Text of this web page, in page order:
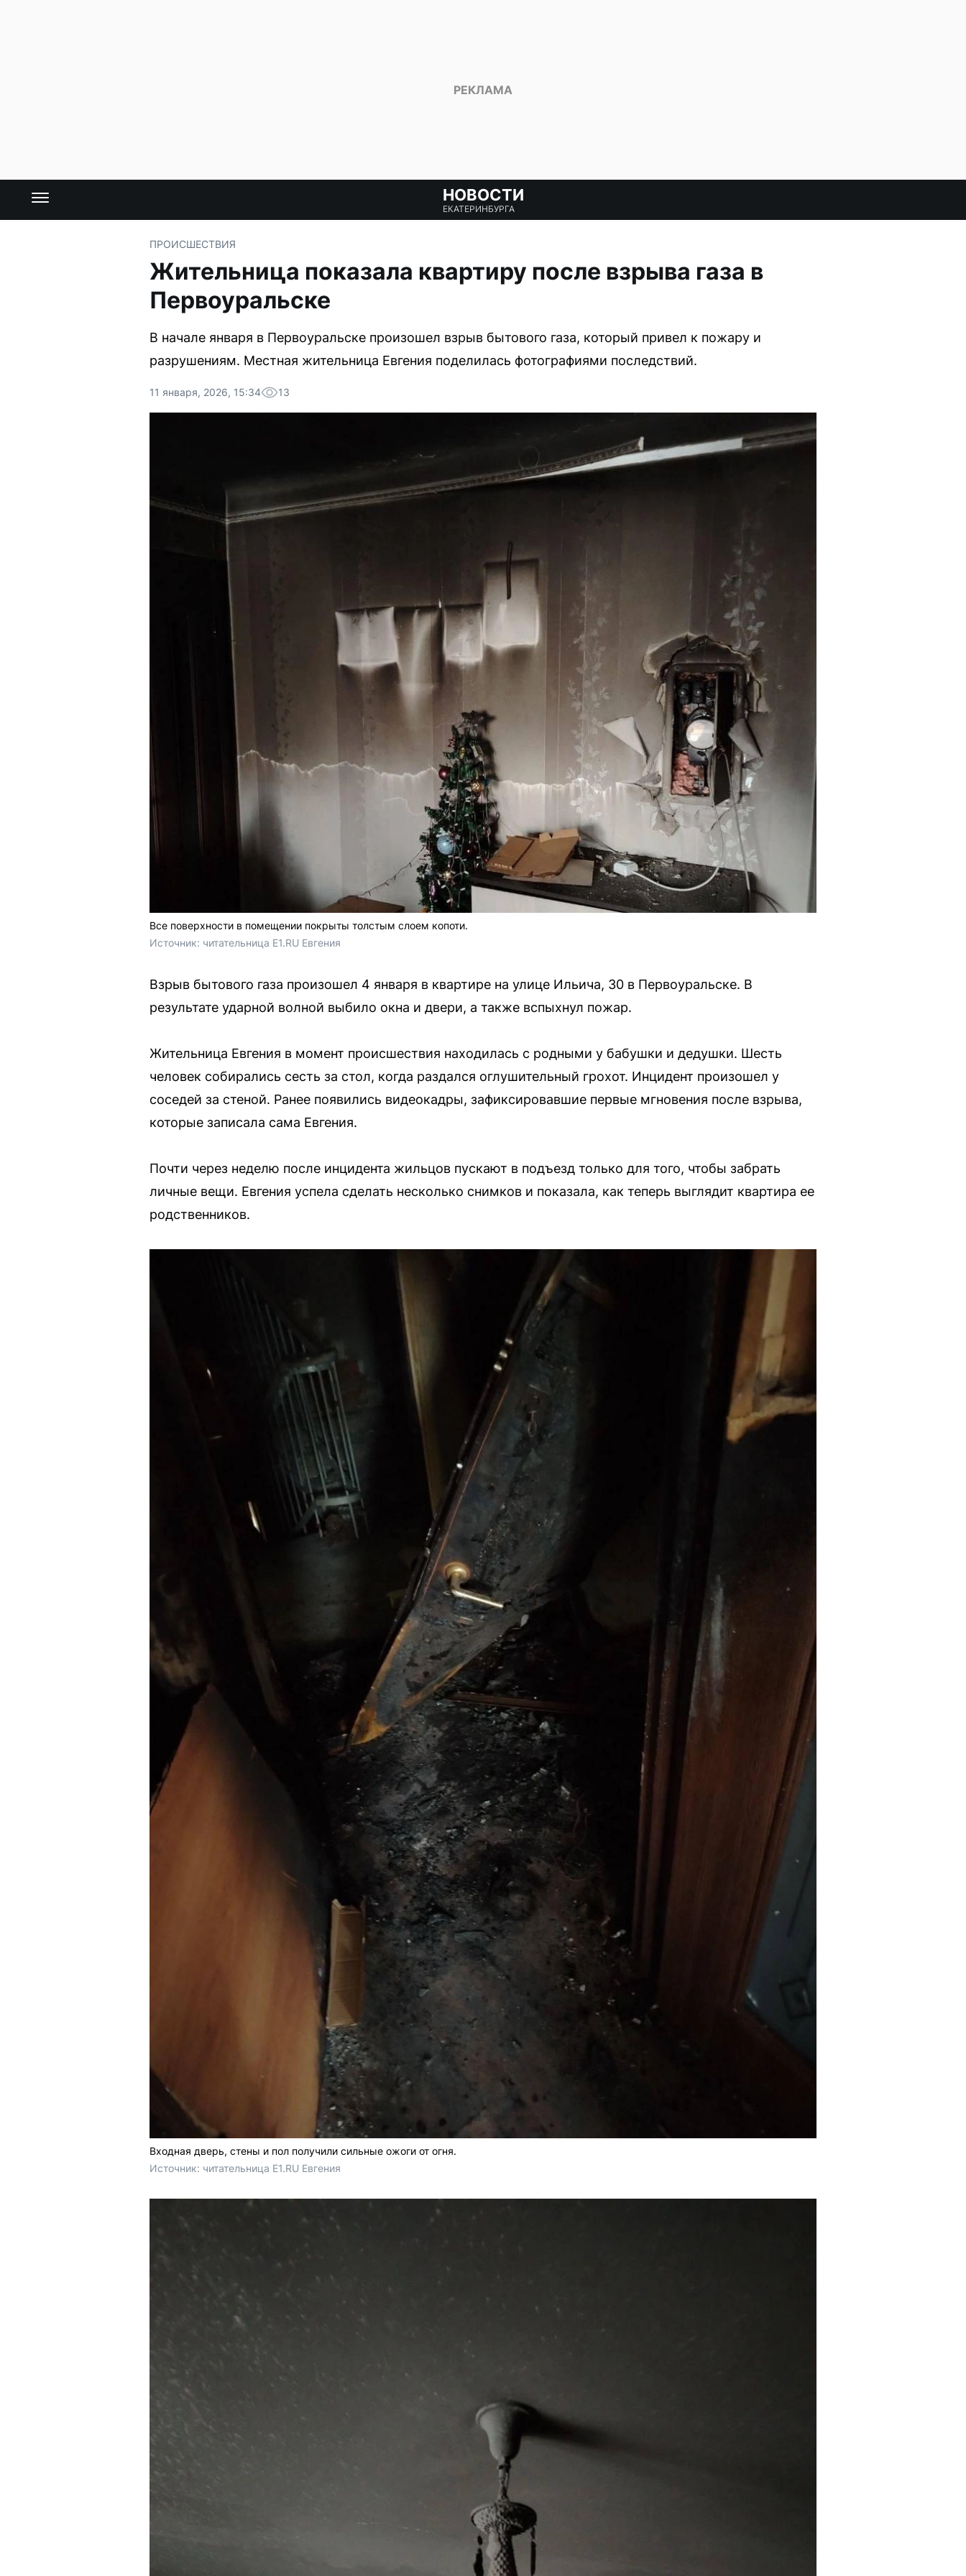
НОВОСТИ
ЕКАТЕРИНБУРГА
ПРОИСШЕСТВИЯ
Жительница показала квартиру после взрыва газа в
Первоуральске
В начале января в Первоуральске произошел взрыв бытового газа, который привел к пожару и
разрушениям. Местная жительница Евгения поделилась фотографиями последствий.
11 января, 2026, 15:34 13
Все поверхности в помещении покрыты толстым слоем копоти.
Источник: читательница E1.RU Евгения
Взрыв бытового газа произошел 4 января в квартире на улице Ильича, 30 в Первоуральске. В
результате ударной волной выбило окна и двери, а также вспыхнул пожар.
Жительница Евгения в момент происшествия находилась с родными у бабушки и дедушки. Шесть
человек собирались сесть за стол, когда раздался оглушительный грохот. Инцидент произошел у
соседей за стеной. Ранее появились видеокадры, зафиксировавшие первые мгновения после взрыва,
которые записала сама Евгения.
Почти через неделю после инцидента жильцов пускают в подъезд только для того, чтобы забрать
личные вещи. Евгения успела сделать несколько снимков и показала, как теперь выглядит квартира ее
родственников.
Входная дверь, стены и пол получили сильные ожоги от огня.
Источник: читательница E1.RU Евгения